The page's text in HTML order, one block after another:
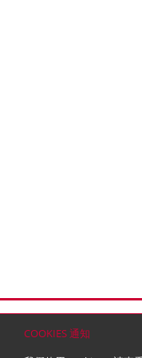
COOKIES 通知